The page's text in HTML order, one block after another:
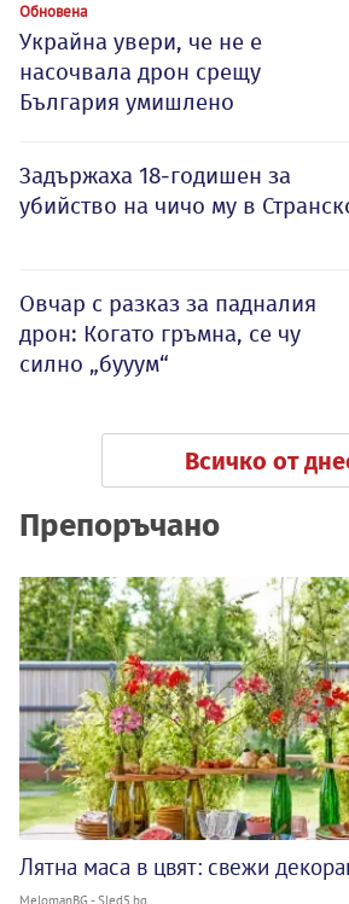
Обновена
Украйна увери, че не е
насочвала дрон срещу
България умишлено
Задържаха 18-годишен за
убийство на чичо му в
Овчар с разказ за падналия
дрон: Когато гръмна, се чу
силно „бууум“
Всичко от
Препоръчано
Лятна маса в цвят: свежи
MelomanBG - Sled5.bg